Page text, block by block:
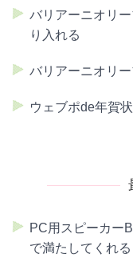
バリアーニオリ
り入れる
バリアーニオリ
ウェブポde年賀
PC用スピーカー
で満たしてくれる